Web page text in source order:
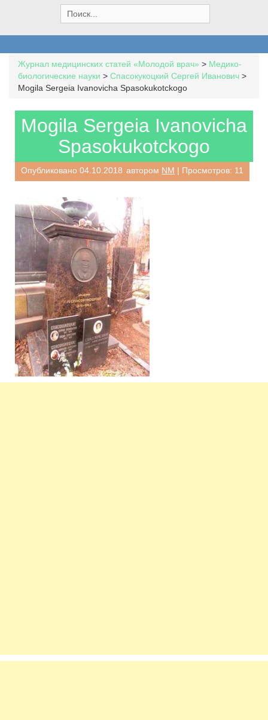
e
a
h
f
o
:
Журнал медицинских статей «Молодой врач» > Медико-
биологические науки > Спасокукоцкий Сергей Иванович >
Mogila Sergeia Ivanovicha Spasokukotckogo
Mogila Sergeia Ivanovicha
Spasokukotckogo
Опубликовано 04.10.2018 автором NM | Просмотров: 11